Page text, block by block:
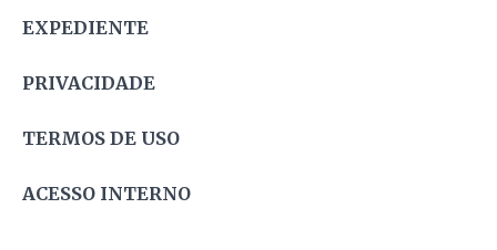
EXPEDIENTE
PRIVACIDADE
TERMOS DE USO
ACESSO INTERNO